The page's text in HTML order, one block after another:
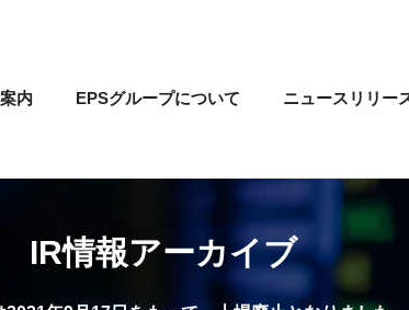
内 EPSグループについて ニュースリリー
IR情報アーカイブ